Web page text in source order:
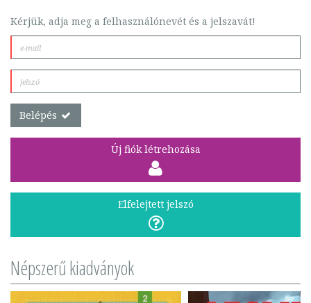
Kérjük, adja meg a felhasználónevét és a jelszavát!
Belépés
Új fiók létrehozása
Elfelejtett jelszó
Népszerű kiadványok